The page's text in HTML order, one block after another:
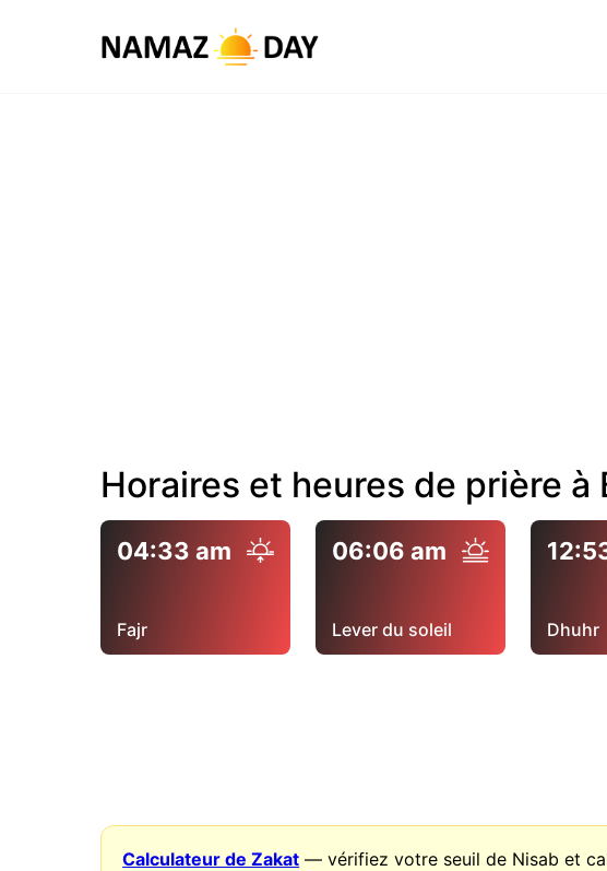
Horaires et heures de prière à
04:33 am
Fajr
06:06 am
Lever du soleil Dhuhr
Calculateur de Zakat — vérifiez votre seuil de Nisab et